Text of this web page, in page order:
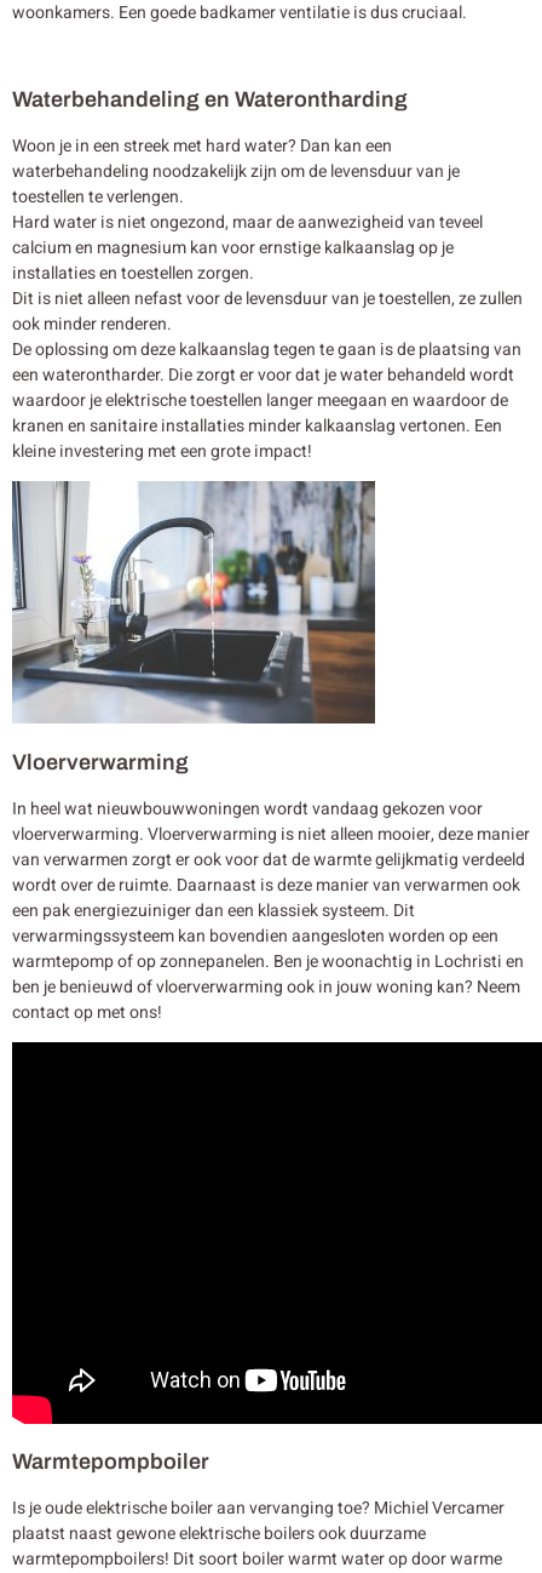
woonkamers. Een goede badkamer ventilatie is dus cruciaal.
Waterbehandeling en Waterontharding
Woon je in een streek met hard water? Dan kan een
waterbehandeling noodzakelijk zijn om de levensduur van je
toestellen te verlengen.
Hard water is niet ongezond, maar de aanwezigheid van teveel
calcium en magnesium kan voor ernstige kalkaanslag op je
installaties en toestellen zorgen.
Dit is niet alleen nefast voor de levensduur van je toestellen, ze zullen
ook minder renderen.
De oplossing om deze kalkaanslag tegen te gaan is de plaatsing van
een waterontharder. Die zorgt er voor dat je water behandeld wordt
waardoor je elektrische toestellen langer meegaan en waardoor de
kranen en sanitaire installaties minder kalkaanslag vertonen. Een
kleine investering met een grote impact!
Vloerverwarming
In heel wat nieuwbouwwoningen wordt vandaag gekozen voor
vloerverwarming. Vloerverwarming is niet alleen mooier, deze manier
van verwarmen zorgt er ook voor dat de warmte gelijkmatig verdeeld
wordt over de ruimte. Daarnaast is deze manier van verwarmen ook
een pak energiezuiniger dan een klassiek systeem. Dit
verwarmingssysteem kan bovendien aangesloten worden op een
warmtepomp of op zonnepanelen. Ben je woonachtig in Lochristi en
ben je benieuwd of vloerverwarming ook in jouw woning kan? Neem
contact op met ons!
Warmtepompboiler
Is je oude elektrische boiler aan vervanging toe? Michiel Vercamer
plaatst naast gewone elektrische boilers ook duurzame
warmtepompboilers! Dit soort boiler warmt water op door warme